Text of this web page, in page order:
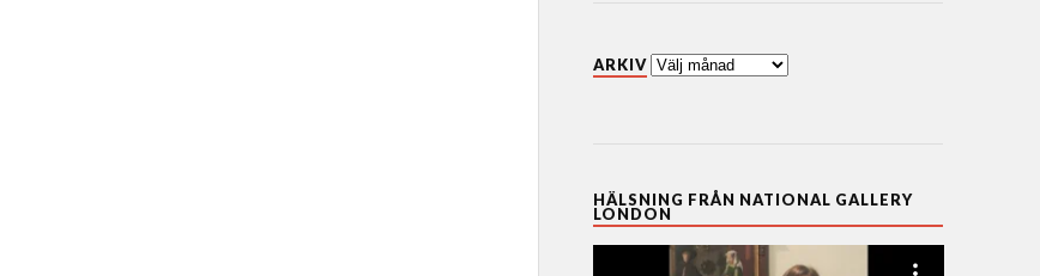
ARKIV
HÄLSNING FRÅN NATIONAL GALLERY
LONDON
Videospelare